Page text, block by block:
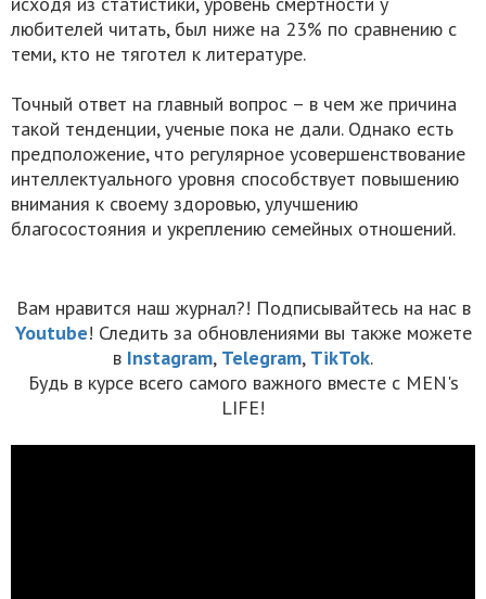
любителей читать, был ниже на 23% по сравнению с
теми, кто не тяготел к литературе.
Точный ответ на главный вопрос – в чем же причина
такой тенденции, ученые пока не дали. Однако есть
предположение, что регулярное усовершенствование
интеллектуального уровня способствует повышению
внимания к своему здоровью, улучшению
благосостояния и укреплению семейных отношений.
Вам нравится наш журнал?! Подписывайтесь на нас в
Youtube! Следить за обновлениями вы также можете
в Instagram, Telegram, TikTok.
Будь в курсе всего самого важного вместе с MEN's
LIFE!